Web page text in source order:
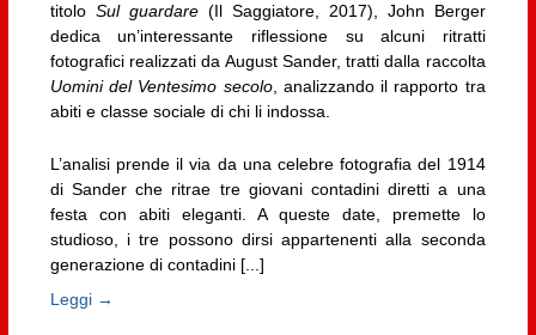
titoloSul guardare(Il Saggiatore, 2017), John Berger
dedica un’interessante riflessione su alcuni ritratti
fotografici realizzati da August Sander, tratti dalla raccolta
Uomini del Ventesimo secolo, analizzando il rapporto tra
abiti e classe sociale di chi li indossa.
L’analisi prende il via da una celebre fotografia del 1914
di Sander che ritrae tre giovani contadini diretti a una
festa con abiti eleganti. A queste date, premette lo
studioso, i tre possono dirsi appartenenti alla seconda
generazione di contadini [...]
Leggi →